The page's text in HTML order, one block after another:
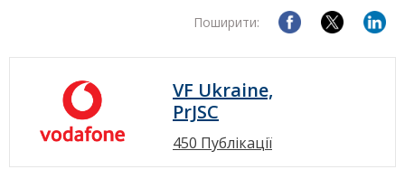
Поширити:
VF Ukraine,
PrJSC
450 Публікації